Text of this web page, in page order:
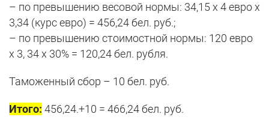
– по превышению весовой нормы: 34,15 х 4 евро х
3,34 (курс евро) = 456,24 бел. руб.;
– по превышению стоимостной нормы: 120 евро
х 3, 34 х 30% = 120,24 бел. рубля.
Таможенный сбор – 10 бел. руб.
Итого: 456,24.+10 = 466,24 бел. руб.